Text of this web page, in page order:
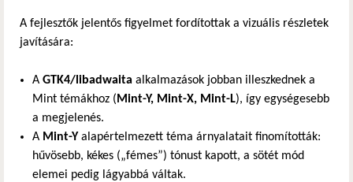
A fejlesztők jelentős figyelmet fordítottak a vizuális részletek
javítására:
A GTK4/libadwaita alkalmazások jobban illeszkednek a
Mint témákhoz (Mint-Y, Mint-X, Mint-L), így egységesebb
a megjelenés.
A Mint-Y alapértelmezett téma árnyalatait finomították:
hűvösebb, kékes („fémes”) tónust kapott, a sötét mód
elemei pedig lágyabbá váltak.